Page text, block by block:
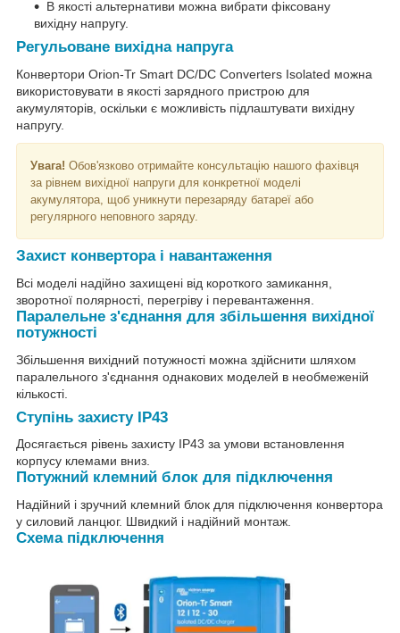
В якості альтернативи можна вибрати фіксовану
вихідну напругу.
Регульоване вихідна напруга
Конвертори Orion-Tr Smart DC/DC Converters Isolated можна
використовувати в якості зарядного пристрою для
акумуляторів, оскільки є можливість підлаштувати вихідну
напругу.
Увага! Обов'язково отримайте консультацію нашого фахівця
за рівнем вихідної напруги для конкретної моделі
акумулятора, щоб уникнути перезаряду батареї або
регулярного неповного заряду.
Захист конвертора і навантаження
Всі моделі надійно захищені від короткого замикання,
зворотної полярності, перегріву і перевантаження.
Паралельне з'єднання для збільшення вихідної
потужності
Збільшення вихідний потужності можна здійснити шляхом
паралельного з'єднання однакових моделей в необмеженій
кількості.
Ступінь захисту IP43
Досягається рівень захисту IP43 за умови встановлення
корпусу клемами вниз.
Потужний клемний блок для підключення
Надійний і зручний клемний блок для підключення конвертора
у силовий ланцюг. Швидкий і надійний монтаж.
Схема підключення